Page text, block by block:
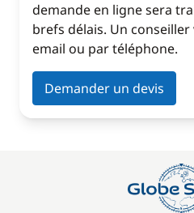
demande en ligne sera
brefs délais. Un
email ou par téléphone.
Demander un devis